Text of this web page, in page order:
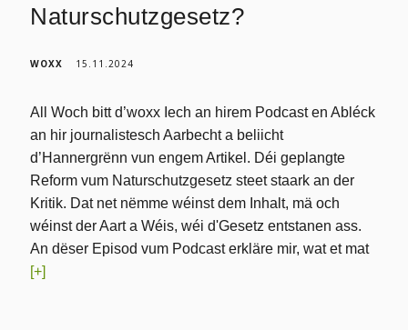
Naturschutzgesetz?
WOXX 15.11.2024
All Woch bitt d’woxx Iech an hirem Podcast en Abléck
an hir journalistesch Aarbecht a beliicht
d’Hannergrënn vun engem Artikel. Déi geplangte
Reform vum Naturschutzgesetz steet staark an der
Kritik. Dat net nëmme wéinst dem Inhalt, mä och
wéinst der Aart a Wéis, wéi d'Gesetz entstanen ass.
An dëser Episod vum Podcast erkläre mir, wat et mat
[+]